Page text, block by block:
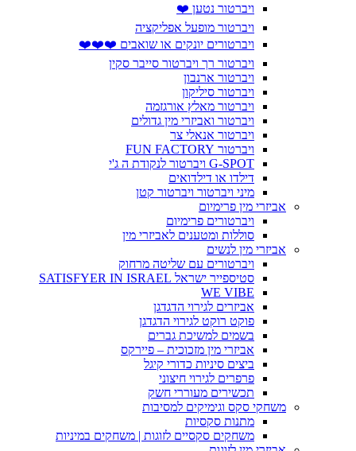
ויברטור נטען ❤️
ויברטור מופעל אפליקציה
ויברטורים יונקים או שואבים ❤️❤️❤️
ויברטור רך ויברטור סייבר סקין
ויברטור ארנבון
ויברטור סיליקון
ויברטור מאלץ אורגזמה
ויברטור ואביזרי מין גדולים
ויברטור אנאלי צר
ויברטור FUN FACTORY
G-SPOT ויברטור לנקודת ה ג'י
דילדו או דילדואים
מיני ויברטור ויברטור קטן
אביזרי מין פרימיום
ויברטורים פרימיום
סוללות ומטענים לאביזרי מין
אביזרי מין לנשים
ויברטורים עם שליטה מרחוק
סטיספייר ישראל SATISFYER IN ISRAEL
WE VIBE
אביזרים לגירוי הדגדגן
פוקט רוקט לגירוי הדגדגן
בשמים למשיכת גברים
אביזרי מין מזכוכית – פיירקס
ביצים סיניות כדורי קיגל
פרפרים לגירוי חיצוני
תכשירים מעוררי חשק
משחקי סקס וגימיקים למסיבות
מתנות סקסיות
משחקים סקסיים לזוגות | משחקים במיניות